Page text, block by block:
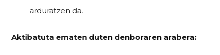
arduratzen da.
Aktibatuta ematen duten denboraren arabera: